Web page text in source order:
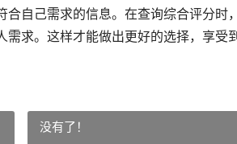
自己需求的信息。在查询综合评分时
求。这样才能做出更好的选择，享受
没有了！